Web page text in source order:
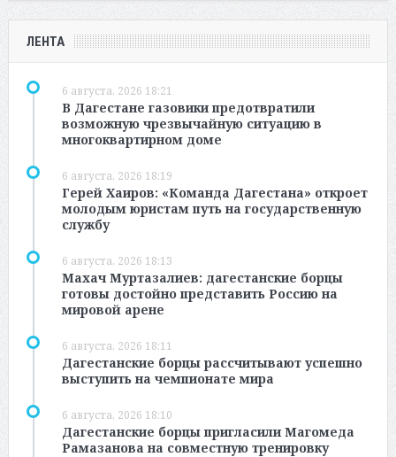
ЛЕНТА
6 августа, 2026 18:21
В Дагестане газовики предотвратили
возможную чрезвычайную ситуацию в
многоквартирном доме
6 августа, 2026 18:19
Герей Хаиров: «Команда Дагестана» откроет
молодым юристам путь на государственную
службу
6 августа, 2026 18:13
Махач Муртазалиев: дагестанские борцы
готовы достойно представить Россию на
мировой арене
6 августа, 2026 18:11
Дагестанские борцы рассчитывают успешно
выступить на чемпионате мира
6 августа, 2026 18:10
Дагестанские борцы пригласили Магомеда
Рамазанова на совместную тренировку